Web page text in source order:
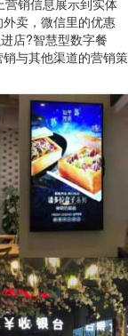
销信息展示到实体
卖，微信里的优惠
店?智慧型数字餐
与其他渠道的营销策